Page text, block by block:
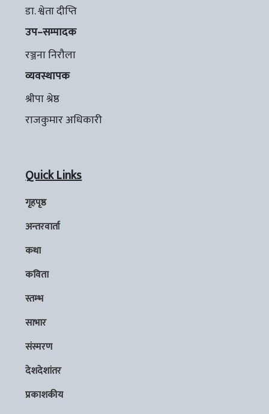
डा. श्वेता दीप्ति
उप–सम्पादक
रञ्जना निरौला
व्यवस्थापक
श्रीपा श्रेष्ठ
राजकुमार अधिकारी
Quick Links
गृहपृष्ठ
अन्तरवार्ता
कथा
कविता
स्तम्भ
साभार
संस्मरण
देशदेशांतर
प्रकाशकीय